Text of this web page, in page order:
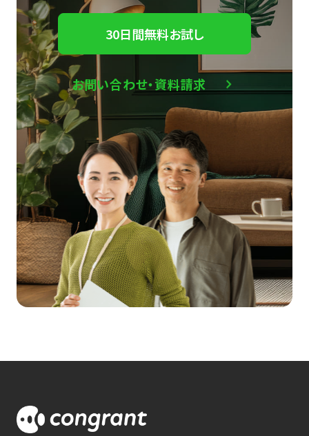
30日間無料お試し
お問い合わせ・資料請求